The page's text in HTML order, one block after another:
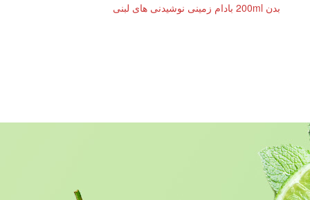
بدن 200ml بادام زمینی نوشیدنی های لبنی